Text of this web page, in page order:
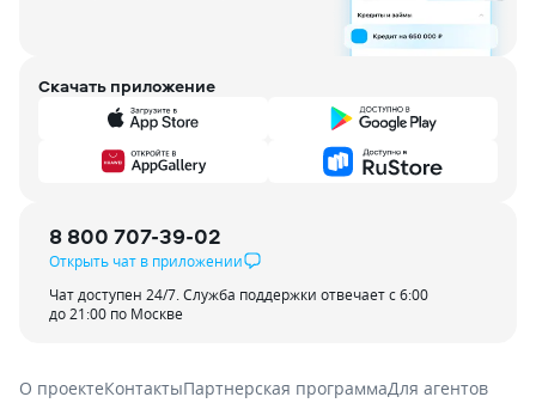
Скачать приложение
8 800 707-39-02
Открыть чат в приложении
Чат доступен 24/7. Служба поддержки отвечает с 6:00
до 21:00 по Москве
О проектеКонтактыПартнерская программаДля агентов